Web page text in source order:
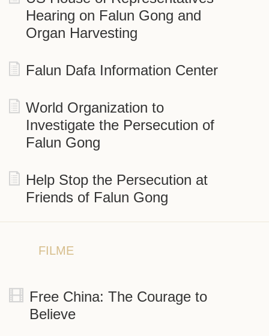
Hearing on Falun Gong and
Organ Harvesting
Falun Dafa Information Center
World Organization to
Investigate the Persecution of
Falun Gong
Help Stop the Persecution at
Friends of Falun Gong
FILME
Free China: The Courage to
Believe